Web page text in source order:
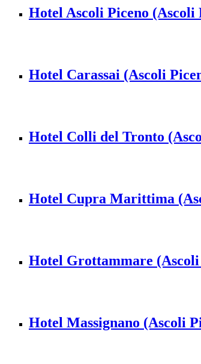
Hotel Ascoli Piceno (Ascoli
Hotel Carassai (Ascoli
Hotel Colli del Tronto
Hotel Cupra Marittima
Hotel Grottammare (Ascoli
Hotel Massignano (Ascoli